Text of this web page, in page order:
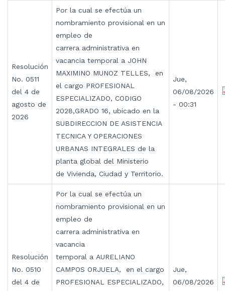
Resolución
No. 0511
del 4 de
agosto de
2026
Por la cual se efectúa un
nombramiento provisional en un
empleo de
carrera administrativa en
vacancia temporal a JOHN
MAXIMINO MUNOZ TELLES, en
el cargo PROFESIONAL
ESPECIALIZADO, CODIGO
2028,GRADO 16, ubicado en la
SUBDIRECCION DE ASISTENCIA
TECNICA Y OPERACIONES
URBANAS INTEGRALES de la
planta global del Ministerio
de Vivienda, Ciudad y Territorio.
Jue,
06/08/2026
- 00:31
Resolución
No. 0510
del 4 de
Por la cual se efectúa un
nombramiento provisional en un
empleo de
carrera administrativa en
vacancia
temporal a AURELIANO
CAMPOS ORJUELA, en el cargo
PROFESIONAL ESPECIALIZADO,
Jue,
06/08/2026